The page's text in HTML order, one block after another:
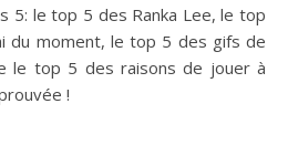
5: le top 5 des Ranka Lee, le top
du moment, le top 5 des gifs de
le top 5 des raisons de jouer à
!